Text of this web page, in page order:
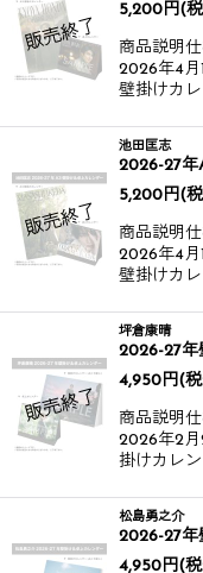
5,200 円(
商品説明
2026年4月
壁掛けカ
池田匡志
2026-27年
5,200 円(
商品説明
2026年4
壁掛けカ
坪倉康晴
2026-27年
4,950 円(
商品説明
2026年2
掛けカレ
松島勇之介
2026-27年
4,950 円(